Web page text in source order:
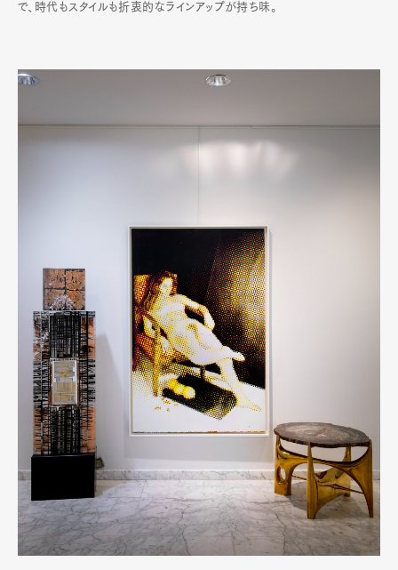
で、時代もスタイルも折衷的なラインアップが持ち味。